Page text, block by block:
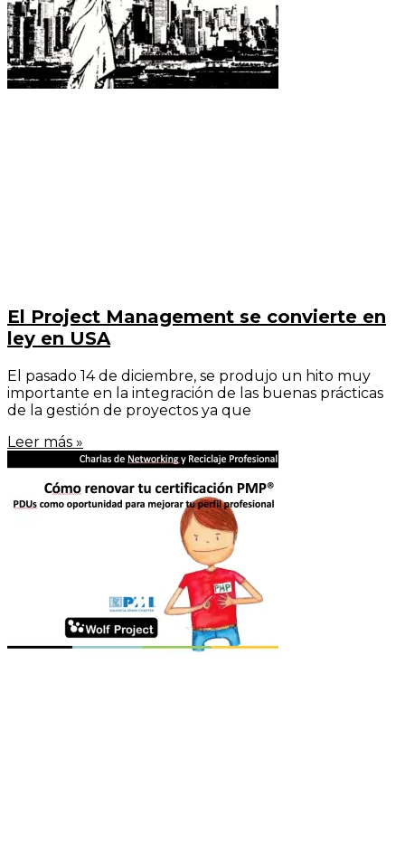
El Project Management se convierte en
ley en USA
El pasado 14 de diciembre, se produjo un hito muy
importante en la integración de las buenas prácticas
de la gestión de proyectos ya que
Leer más »